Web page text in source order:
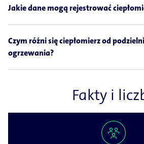
Jakie dane mogą rejestrować
Czym różni się ciepłomierz od
ogrzewania?
Fakty i